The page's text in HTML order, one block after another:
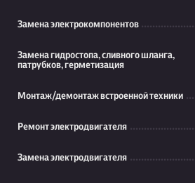
Замена электрокомпонентов
Замена гидростопа, сливного шланга,
патрубков, герметизация
Монтаж/демонтаж встроенной техники
Ремонт электродвигателя
Замена электродвигателя